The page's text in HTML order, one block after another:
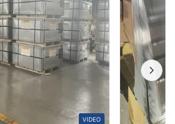
VIDEO